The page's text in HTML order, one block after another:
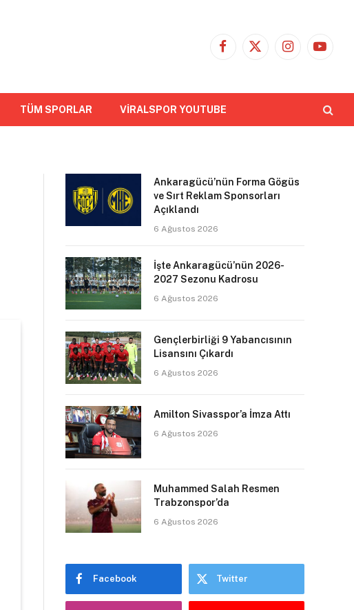
Facebook
X
Instagram
TÜM SPORLAR VİRALSPOR YOUTUBE
Ankaragücü’nün Forma Gögüs
ve Sırt Reklam Sponsorları
Açıklandı
6 Ağustos 2026
İşte Ankaragücü’nün 2026-
2027 Sezonu Kadrosu
6 Ağustos 2026
Gençlerbirliği 9 Yabancısının
Lisansını Çıkardı
6 Ağustos 2026
Amilton Sivasspor’a İmza Attı
6 Ağustos 2026
Muhammed Salah Resmen
Trabzonspor’da
6 Ağustos 2026
Facebook Twitter